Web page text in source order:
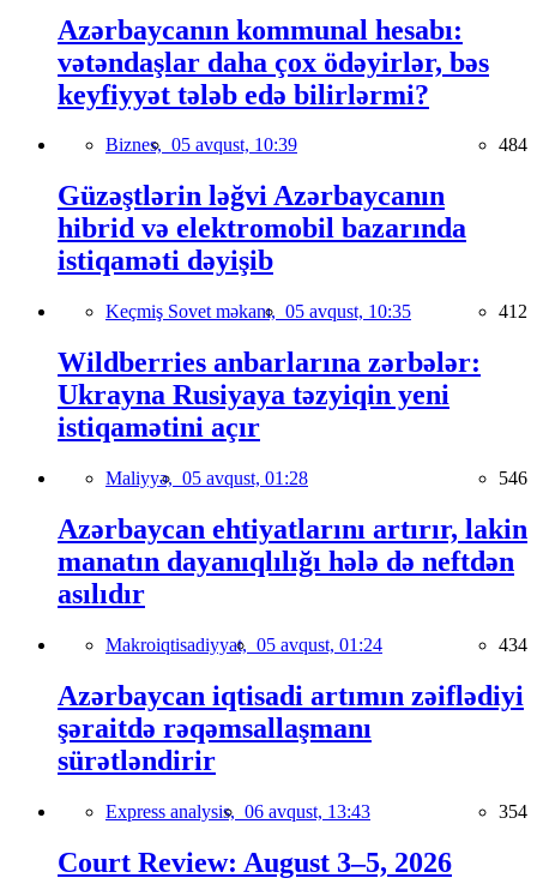
Azərbaycanın kommunal hesabı:
vətəndaşlar daha çox ödəyirlər, bəs
keyfiyyət tələb edə bilirlərmi?
Biznes, 05 avqust, 10:39 484
Güzəştlərin ləğvi Azərbaycanın
hibrid və elektromobil bazarında
istiqaməti dəyişib
Keçmiş Sovet məkanı, 05 avqust, 10:35 412
Wildberries anbarlarına zərbələr:
Ukrayna Rusiyaya təzyiqin yeni
istiqamətini açır
Maliyyə, 05 avqust, 01:28 546
Azərbaycan ehtiyatlarını artırır, lakin
manatın dayanıqlılığı hələ də neftdən
asılıdır
Makroiqtisadiyyat, 05 avqust, 01:24 434
Azərbaycan iqtisadi artımın zəiflədiyi
şəraitdə rəqəmsallaşmanı
sürətləndirir
Express analysis, 06 avqust, 13:43 354
Court Review: August 3–5, 2026